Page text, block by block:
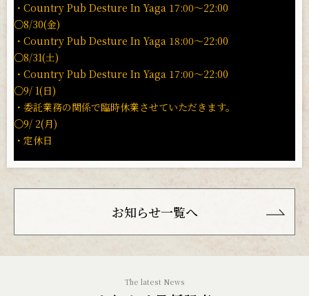
・Country Pub Desture In Yaga 17:00〜22:00
○8/30(金)
・Country Pub Desture In Yaga 18:00〜22:00
○8/31(土)
・Country Pub Desture In Yaga 17:00〜22:00
○9/ 1(日)
・委託業務の関係で臨時休業させていただきます。
○9/ 2(月)
・定休日
お知らせ一覧へ